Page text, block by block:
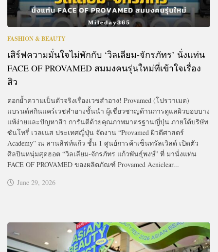
FASHION & BEAUTY
เสิร์ฟความมั่นใจไม่พักกับ ‘วิลเลียม-จักรภัทร’ นั่งแท่น
FACE OF PROVAMED สมมงคนรุ่นใหม่ที่เข้าใจเรื่อง
สิว
ตอกย้ำความเป็นตัวจริงเรื่องเวชสำอาง! Provamed (โปรวาเมด)
แบรนด์สกินแคร์เวชสำอางชั้นนำ ผู้เชี่ยวชาญด้านการดูแลผิวบอบบาง
แพ้ง่ายและปัญหาสิว การันตีด้วยคุณภาพมาตรฐานญี่ปุ่น ภายใต้บริษัท
ซันโทรี่ เวลเนส ประเทศญี่ปุ่น จัดงาน “Provamed ผิวดีศาสตร์
Academy” ณ ลานลิฟท์แก้ว ชั้น 1 ศูนย์การค้าเซ็นทรัลเวิลด์ เปิดตัว
ศิลปินหนุ่มสุดฮอต “วิลเลียม-จักรภัทร แก้วพันธุ์พงษ์” ที่ มานั่งแท่น
FACE OF PROVAMED ของผลิตภัณฑ์ Provamed Acniclear...
June 29, 2026